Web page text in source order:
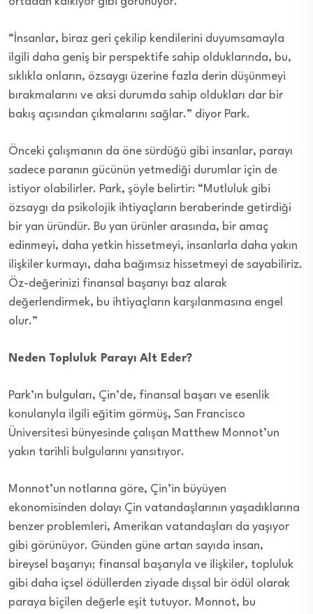
“İnsanlar, biraz geri çekilip kendilerini duyumsamayla
ilgili daha geniş bir perspektife sahip olduklarında, bu,
sıklıkla onların, özsaygı üzerine fazla derin düşünmeyi
bırakmalarını ve aksi durumda sahip oldukları dar bir
bakış açısından çıkmalarını sağlar.” diyor Park.
Önceki çalışmanın da öne sürdüğü gibi insanlar, parayı
sadece paranın gücünün yetmediği durumlar için de
istiyor olabilirler. Park, şöyle belirtir: “Mutluluk gibi
özsaygı da psikolojik ihtiyaçların beraberinde getirdiği
bir yan üründür. Bu yan ürünler arasında, bir amaç
edinmeyi, daha yetkin hissetmeyi, insanlarla daha yakın
ilişkiler kurmayı, daha bağımsız hissetmeyi de sayabiliriz.
Öz-değerinizi finansal başarıyı baz alarak
değerlendirmek, bu ihtiyaçların karşılanmasına engel
olur.”
Neden Topluluk Parayı Alt Eder?
Park’ın bulguları, Çin’de, finansal başarı ve esenlik
konularıyla ilgili eğitim görmüş, San Francisco
Üniversitesi bünyesinde çalışan Matthew Monnot’un
yakın tarihli bulgularını yansıtıyor.
Monnot’un notlarına göre, Çin’in büyüyen
ekonomisinden dolayı Çin vatandaşlarının yaşadıklarına
benzer problemleri, Amerikan vatandaşları da yaşıyor
gibi görünüyor. Günden güne artan sayıda insan,
bireysel başarıyı; finansal başarıyla ve ilişkiler, topluluk
gibi daha içsel ödüllerden ziyade dışsal bir ödül olarak
paraya biçilen değerle eşit tutuyor. Monnot, bu